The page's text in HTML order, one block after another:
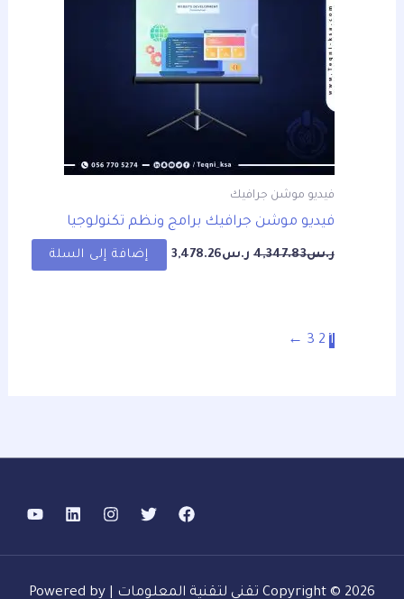
فيديو موشن جرافيك
فيديو موشن جرافيك برامج ونظم تكنولوجيا
ر.س4,347.83 ر.س3,478.26 إضافة إلى السلة
1
2
3
←
Copyright © 2026 تقني لتقنية المعلومات | Powered by